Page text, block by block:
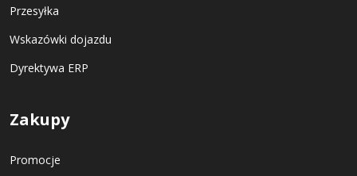
Przesyłka
Wskazówki dojazdu
Dyrektywa ERP
Zakupy
Promocje